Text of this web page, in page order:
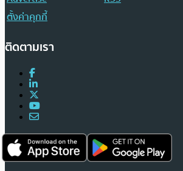
ตั้งค่าคุกกี้
ติดตามเรา